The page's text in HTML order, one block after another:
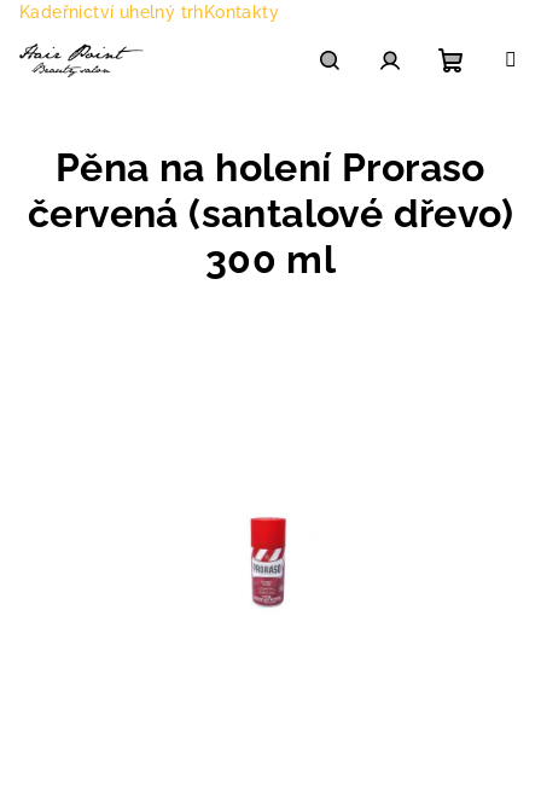
Přejít
obsah
Kadeřnictví uhelný trhKontakty
košík
Pěna na holení Proraso
červená (santalové dřevo)
300 ml